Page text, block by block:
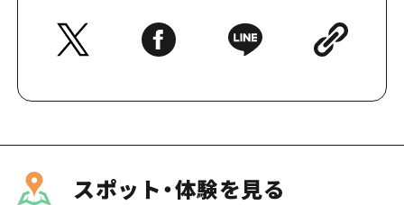
スポット・体験を見る